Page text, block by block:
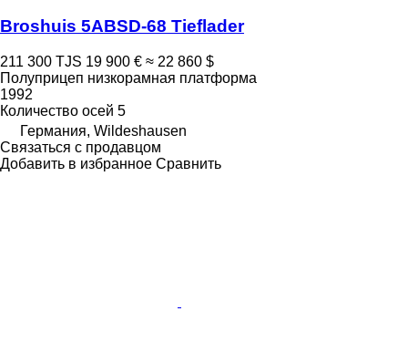
Broshuis 5ABSD-68 Tieflader
211 300 TJS 19 900 € ≈ 22 860 $
Полуприцеп низкорамная платформа
1992
Количество осей 5
Германия, Wildeshausen
Связаться с продавцом
Добавить в избранное Сравнить